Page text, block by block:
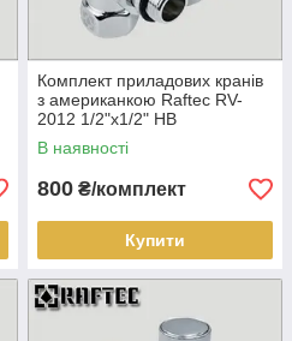
Комплект приладових кранів
з американкою Raftec RV-
2012 1/2"х1/2" НВ
В наявності
800 ₴/комплект
Купити